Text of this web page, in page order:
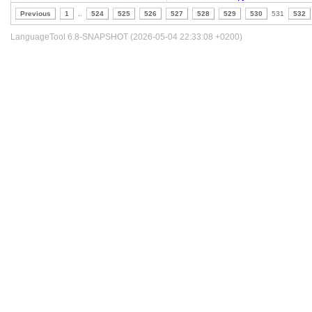
Previous 1 524 525 526 527 528 529 530 531 532
LanguageTool 6.8-SNAPSHOT (2026-05-04 22:33:08 +0200)